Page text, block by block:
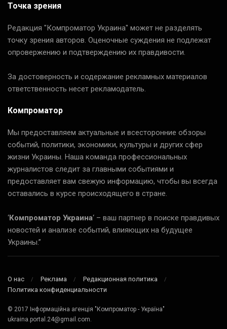
Точка зрения
Редакция "Компроматор Украина" может не разделять
точку зрения авторов. Оценочные суждения не подлежат
опровержению и подтверждению их правдивости.
За достоверность и содержание рекламных материалов
ответственность несет рекламодатель.
Компроматор
Мы предоставляем актуальные и всесторонние обзоры
событий, политики, экономики, культуры и других сфер
жизни Украины. Наша команда профессиональных
журналистов следит за главными событиями и
предоставляет вам свежую информацию, чтобы вы всегда
оставались в курсе происходящего в стране.
‘Компроматор Украина‘ – ваш партнер в поиске правдивых
новостей и анализе событий, влияющих на будущее
Украины.”
О нас Реклама
Редакционная политика
Политика конфиденциальности
© 2017 Інформаційна агенція "Компроматор - Україна"
ukraina.portal.24@gmail.com.